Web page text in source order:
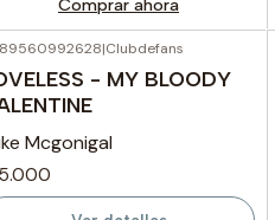
Comprar ahora
Agotado |Clubdefans
- MY BLOODY
Mcgonigal